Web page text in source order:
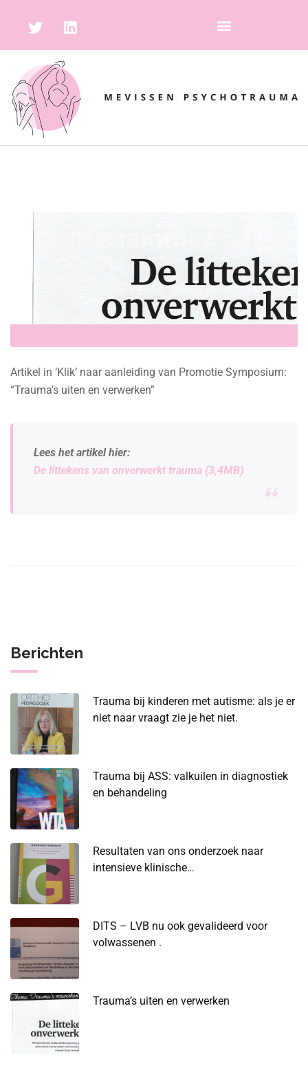
Artikel in ‘Klik’ naar aanleiding van Promotie Symposium:
“Trauma’s uiten en verwerken”
Lees het artikel hier:
De littekens van onverwerkt trauma (3,4MB)
Berichten
Trauma bij kinderen met autisme: als je er
niet naar vraagt zie je het niet.
Trauma bij ASS: valkuilen in diagnostiek
en behandeling
Resultaten van ons onderzoek naar
intensieve klinische
DITS – LVB nu ook gevalideerd voor
volwassenen .
Trauma’s uiten en verwerken